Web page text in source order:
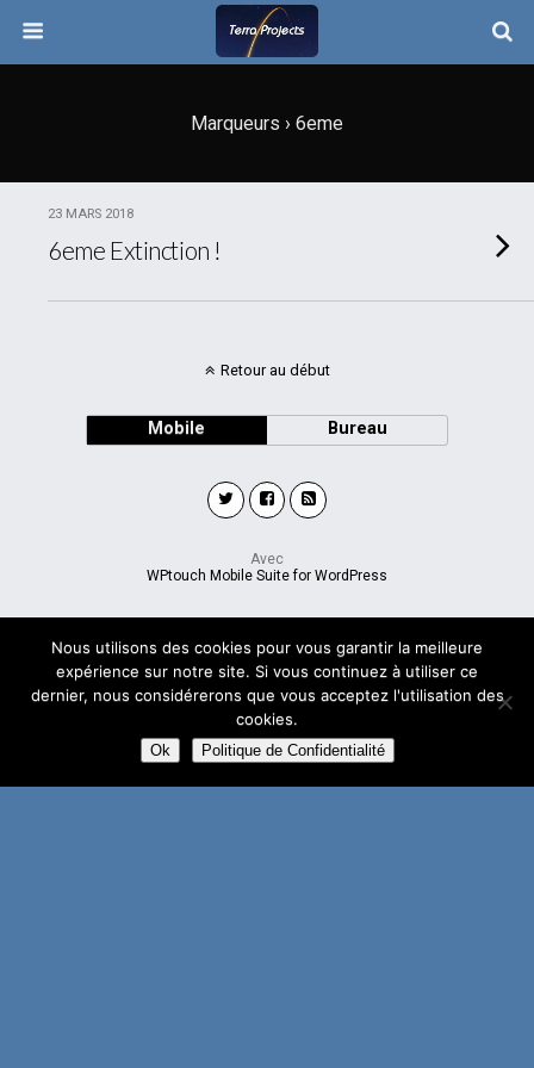
Marqueurs › 6eme
23 MARS 2018
6eme Extinction !
Retour au début
Mobile Bureau
Avec
WPtouch Mobile Suite for WordPress
Nous utilisons des cookies pour vous garantir la meilleure
expérience sur notre site. Si vous continuez à utiliser ce
dernier, nous considérerons que vous acceptez l'utilisation des
cookies.
Ok Politique de Confidentialité